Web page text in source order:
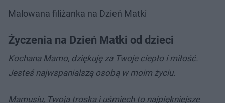
Malowana filiżanka na Dzień Matki
Życzenia na Dzień Matki od dzieci
Kochana Mamo, dziękuję za Twoje ciepło i miłość.
Jesteś najwspanialszą osobą w moim życiu.
Mamusiu, Twoja troska i uśmiech to najpiękniejsze